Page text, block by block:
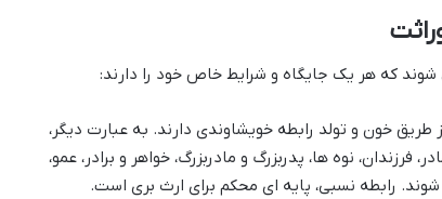
که هر یک جایگاه و شرایط خاص خود را دارند:
طریق خون و تولد رابطه خویشاوندی دارند. به عبارت دیگر،
نوه ها، پدربزرگ و مادربزرگ، خواهر و برادر، عمو،
رابطه نسبی، پایه ای محکم برای ارث بری است.